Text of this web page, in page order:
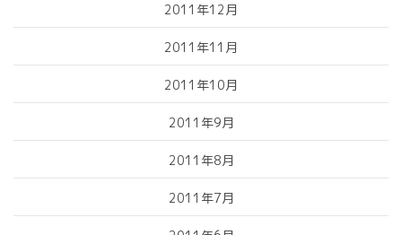
2011年12月
2011年11月
2011年10月
2011年9月
2011年8月
2011年7月